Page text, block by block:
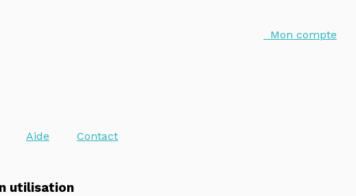
Mon compte
Aide Contact
utilisation